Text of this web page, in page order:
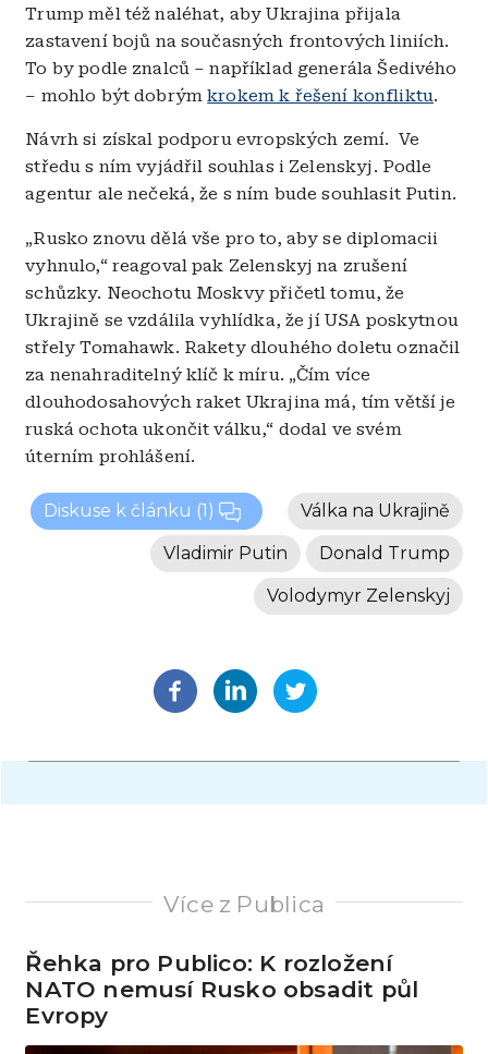
Trump měl též naléhat, aby Ukrajina přijala
zastavení bojů na současných frontových liniích.
To by podle znalců – například generála Šedivého
– mohlo být dobrýmkrokem k řešení konfliktu.
Návrh si získal podporu evropských zemí. Ve
středu s ním vyjádřil souhlas i Zelenskyj. Podle
agentur ale nečeká, že s ním bude souhlasit Putin.
„Rusko znovu dělá vše pro to, aby se diplomacii
vyhnulo,“ reagoval pak Zelenskyj na zrušení
schůzky. Neochotu Moskvy přičetl tomu, že
Ukrajině se vzdálila vyhlídka, že jí USA poskytnou
střely Tomahawk. Rakety dlouhého doletu označil
za nenahraditelný klíč k míru. „Čím více
dlouhodosahových raket Ukrajina má, tím větší je
ruská ochota ukončit válku,“ dodal ve svém
úterním prohlášení.
Diskuse k článku (1) Válka na Ukrajině
Donald Trump
Vladimir Putin
Volodymyr Zelenskyj
Více z Publica
Řehka pro Publico: K rozložení
NATO nemusí Rusko obsadit půl
Evropy